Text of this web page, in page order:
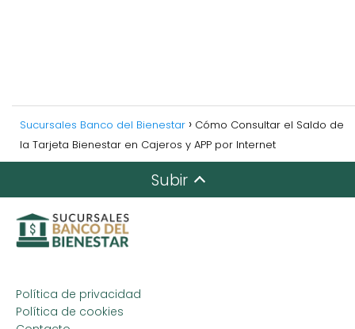
Sucursales Banco del Bienestar
Cómo Consultar el Saldo de
la Tarjeta Bienestar en Cajeros y APP por Internet
Subir
Política de privacidad
Política de cookies